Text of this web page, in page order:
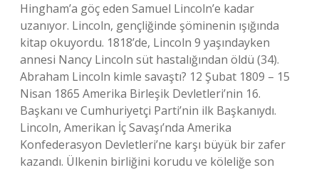
Hingham’a göç eden Samuel Lincoln’e kadar
uzanıyor. Lincoln, gençliğinde şöminenin ışığında
kitap okuyordu. 1818’de, Lincoln 9 yaşındayken
annesi Nancy Lincoln süt hastalığından öldü (34).
Abraham Lincoln kimle savaştı? 12 Şubat 1809 – 15
Nisan 1865 Amerika Birleşik Devletleri’nin 16.
Başkanı ve Cumhuriyetçi Parti’nin ilk Başkanıydı.
Lincoln, Amerikan İç Savaşı’nda Amerika
Konfederasyon Devletleri’ne karşı büyük bir zafer
kazandı. Ülkenin birliğini korudu ve köleliğe son